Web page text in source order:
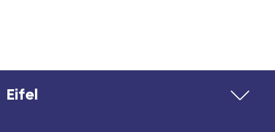
Ihr Kontakt für Ausflüge &
Eifel